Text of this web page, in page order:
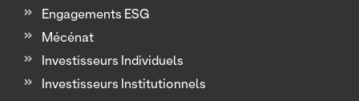
Engagements ESG
Mécénat
Investisseurs Individuels
Investisseurs Institutionnels